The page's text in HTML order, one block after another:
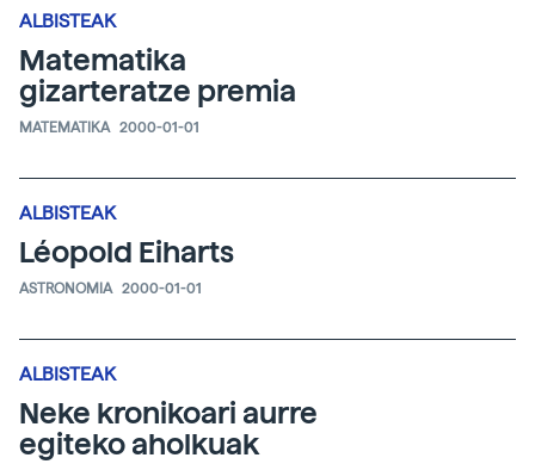
ALBISTEAK
Matematika
gizarteratze premia
MATEMATIKA 2000-01-01
ALBISTEAK
Léopold Eiharts
ASTRONOMIA 2000-01-01
ALBISTEAK
Neke kronikoari aurre
egiteko aholkuak